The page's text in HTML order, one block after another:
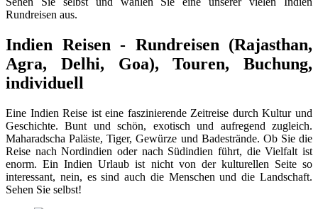
Rundreisen aus.
Indien Reisen - Rundreisen (Rajasthan,
Agra, Delhi, Goa), Touren, Buchung,
individuell
Eine Indien Reise ist eine faszinierende Zeitreise durch Kultur und
Geschichte. Bunt und schön, exotisch und aufregend zugleich.
Maharadscha Paläste, Tiger, Gewürze und Badestrände. Ob Sie die
Reise nach Nordindien oder nach Südindien führt, die Vielfalt ist
enorm. Ein Indien Urlaub ist nicht von der kulturellen Seite so
interessant, nein, es sind auch die Menschen und die Landschaft.
Sehen Sie selbst!